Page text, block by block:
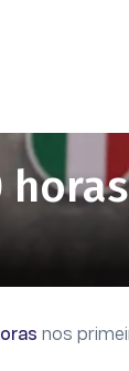
horas
nos